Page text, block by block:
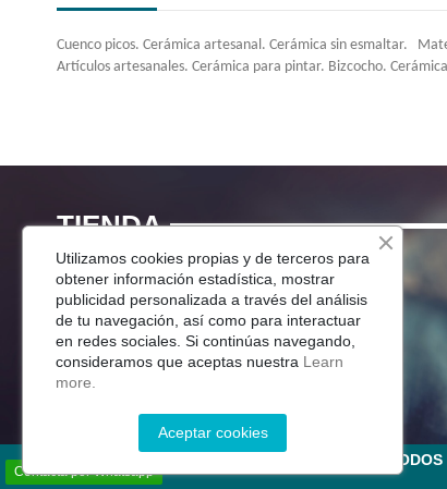
Cuenco picos. Cerámica artesanal. Cerámica sin esmaltar.
Artículos artesanales. Cerámica para pintar. Bizcocho.
TIENDA
Menaje Mesa
Para Tu Cocina
Decoracion
Jardín
Contacta por Whatsapp
©2025 CERÁMICA DEL RÍO SALADO S.L .
Utilizamos cookies propias y de terceros para
obtener información estadística, mostrar
publicidad personalizada a través del análisis
de tu navegación, así como para interactuar
en redes sociales. Si continúas navegando,
consideramos que aceptas nuestra Learn
more.
Aceptar cookies